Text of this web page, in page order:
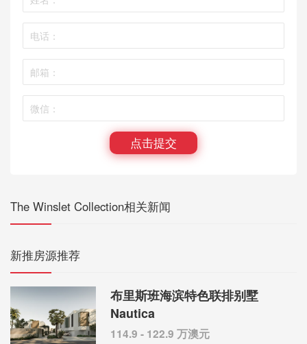
点击提交
The Winslet Collection相关新闻
新推房源推荐
布里斯班海滨特色联排别墅
Nautica
114.9 - 122.9 万澳元